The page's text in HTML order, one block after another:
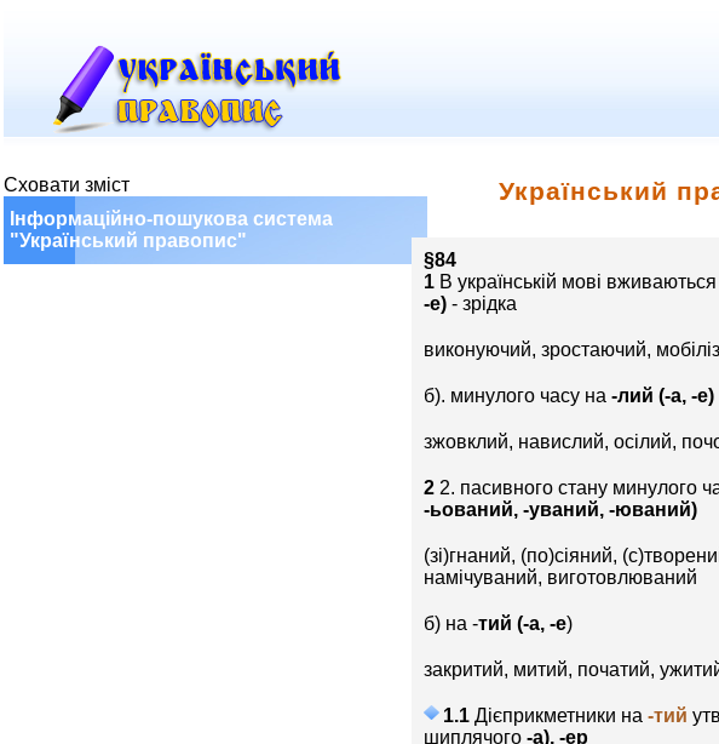
Сховати зміст
Інформаційно-пошукова система
"Український правопис"
Український
§84
1 В українській мові
-е) - зрідка
виконуючий, зростаючий,
б). минулого часу на -лий (-а, -е)
зжовклий, навислий, осілий,
2 2. пасивного стану минулого
-ьований, -уваний, -юваний)
(зі)гнаний, (по)сіяний,
намічуваний, виготовлюваний
б) на -тий (-а, -е)
закритий, митий, початий,
1.1 Дієприкметники на -тий
шиплячого -а), -ер